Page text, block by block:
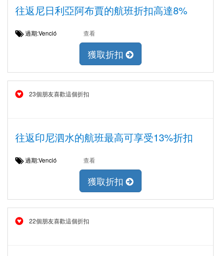
往返尼日利亞阿布賈的航班折扣高達8%
過期:Venció 查看
獲取折扣
23個朋友喜歡這個折扣
往返印尼泗水的航班最高可享受13%折扣
過期:Venció 查看
獲取折扣
22個朋友喜歡這個折扣